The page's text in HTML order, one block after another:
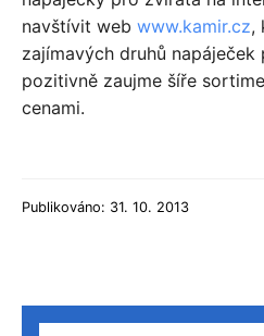
navštívit web www.kamir.cz,
zajímavých druhů
pozitivně zaujme šíře
cenami.
Publikováno: 31. 10. 2013